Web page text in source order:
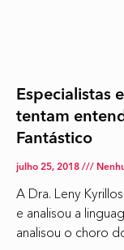
Especialistas
tentam
Fantástico
julho 25, 2018
A Dra. Leny
e analisou a
analisou o choro